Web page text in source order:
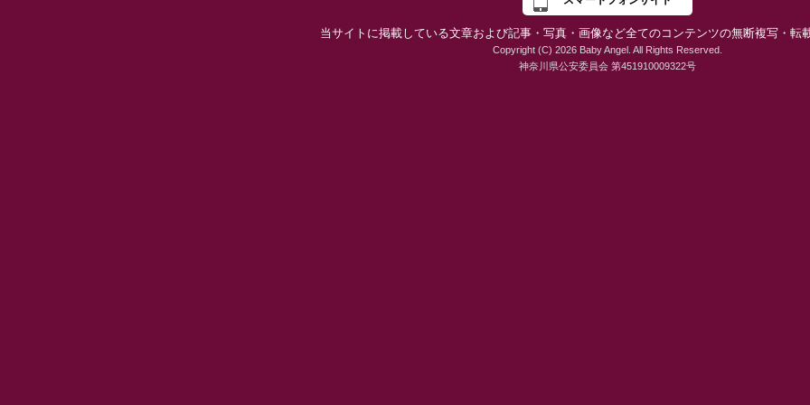
当サイトに掲載している文章および記事・写真・画像など全てのコンテンツの無断複写・転
Copyright (C) 2026 Baby Angel. All Rights Reserved.
神奈川県公安委員会 第451910009322号